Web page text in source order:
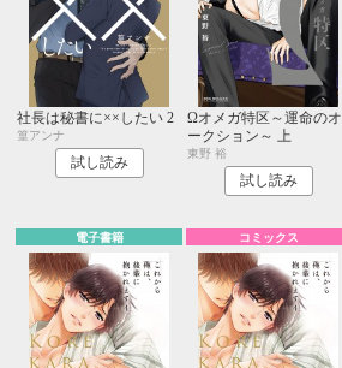
社長は秘書に××したい 2
篁アンナ
試し読み
Ωオメガ特区～運命のオ
ークション～ 上
東野 裕
試し読み
電子書籍 コミックス